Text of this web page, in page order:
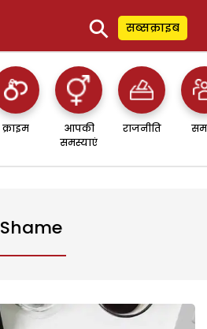
⚲ सब्सक्राइब
क्राइम
आपकी
समस्याएं
राजनीति
Shame